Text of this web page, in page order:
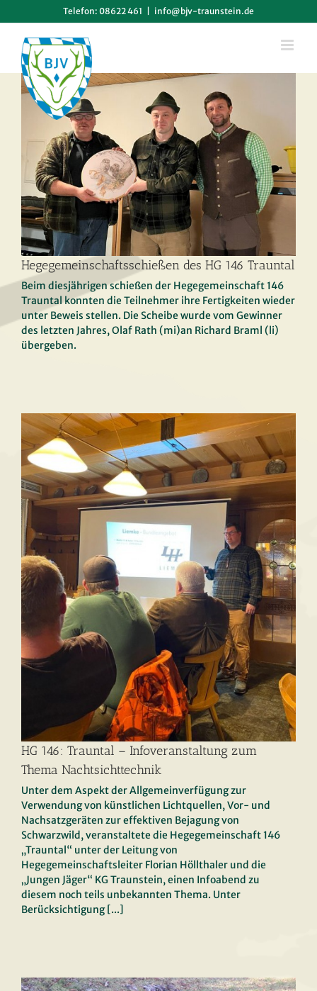
Inhalt
springen
Telefon: 08622 461 info@bjv-traunstein.de
146 Trauntal
Hegegemeinschaftsschießen
Hegegemeinschaftsschießen des HG 146 Trauntal
Beim diesjährigen schießen der Hegegemeinschaft 146
Trauntal konnten die Teilnehmer ihre Fertigkeiten wieder
unter Beweis stellen. Die Scheibe wurde vom Gewinner
des letzten Jahres, Olaf Rath (mi)an Richard Braml (li)
übergeben.
HG 146: Trauntal –
Infoveranstaltung zum Thema
HG 146: Trauntal – Infoveranstaltung zum
Thema Nachtsichttechnik
Unter dem Aspekt der Allgemeinverfügung zur
Verwendung von künstlichen Lichtquellen, Vor- und
Nachsatzgeräten zur effektiven Bejagung von
Schwarzwild, veranstaltete die Hegegemeinschaft 146
„Trauntal“ unter der Leitung von
Hegegemeinschaftsleiter Florian Höllthaler und die
„Jungen Jäger“ KG Traunstein, einen Infoabend zu
diesem noch teils unbekannten Thema. Unter
Berücksichtigung [...]